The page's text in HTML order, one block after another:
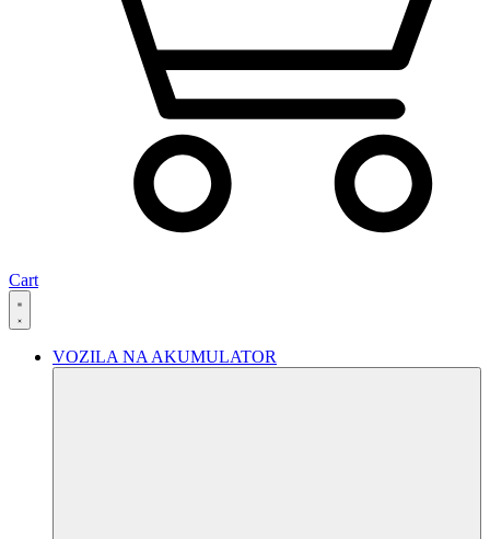
Cart
VOZILA NA AKUMULATOR